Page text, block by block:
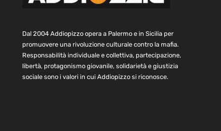
Dal 2004 Addiopizzo opera a Palermo e in Sicilia per
promuovere una rivoluzione culturale contro la mafia.
Responsabilità individuale e collettiva, partecipazione,
libertà, protagonismo giovanile, solidarietà e giustizia
sociale sono i valori in cui Addiopizzo si riconosce.